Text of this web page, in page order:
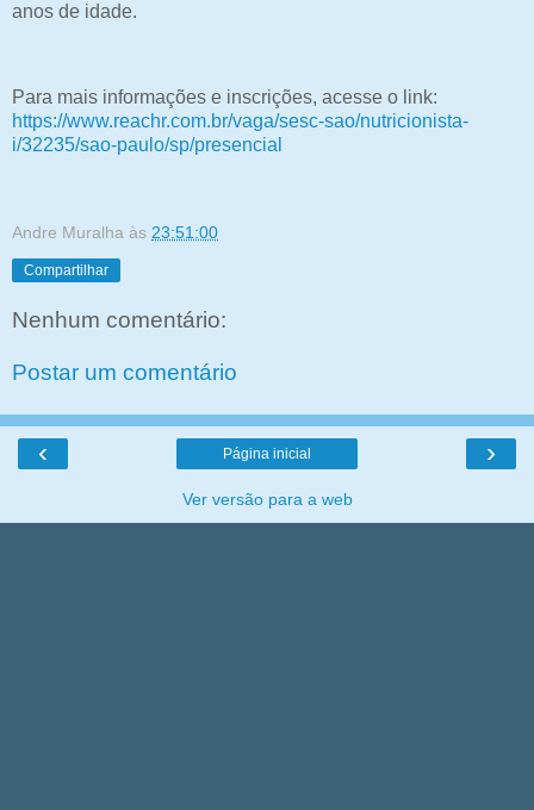
anos de idade.
Para mais informações e inscrições, acesse o link:
https://www.reachr.com.br/vaga/sesc-sao/nutricionista-
i/32235/sao-paulo/sp/presencial
Andre Muralha às 23:51:00
Compartilhar
Nenhum comentário:
Postar um comentário
‹ ›
Página inicial
Ver versão para a web